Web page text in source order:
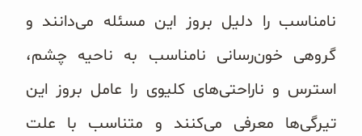
صبحانه و میان وعده
سبوس و جوانه‌ها
نامناسب را دلیل بروز این مسئله می‌دانند و
گروهی خون‌رسانی نامناسب به ناحیه چشم،
استرس و ناراحتی‌های کلیوی را عامل بروز این
تیرگی‌ها معرفی می‌کنند و متناسب با علت